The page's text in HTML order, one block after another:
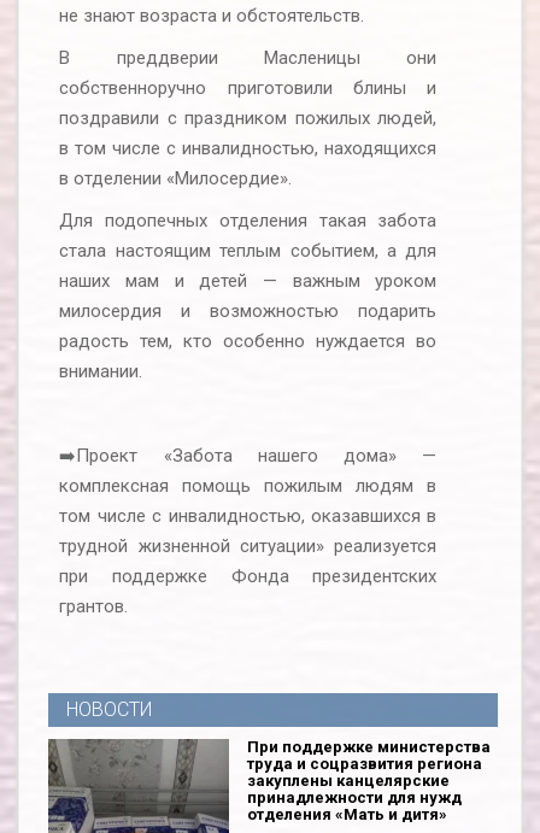
не знают возраста и обстоятельств.
В преддверии Масленицы они
собственноручно приготовили блины и
поздравили с праздником пожилых людей,
в том числе с инвалидностью, находящихся
в отделении «Милосердие».
Для подопечных отделения такая забота
стала настоящим теплым событием, а для
наших мам и детей — важным уроком
милосердия и возможностью подарить
радость тем, кто особенно нуждается во
внимании.
➡️Проект «Забота нашего дома» —
комплексная помощь пожилым людям в
том числе с инвалидностью, оказавшихся в
трудной жизненной ситуации» реализуется
при поддержке Фонда президентских
грантов.
НОВОСТИ
При поддержке министерства
труда и соцразвития региона
закуплены канцелярские
принадлежности для нужд
отделения «Мать и дитя»